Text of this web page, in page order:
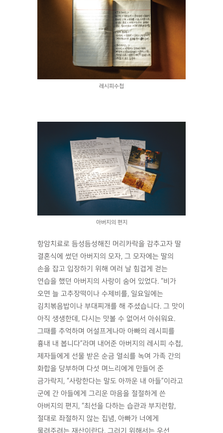
레시피수첩
아버지의 편지
항암치료로 듬성듬성해진 머리카락을 감추고자 딸
결혼식에 썼던 아버지의 모자, 그 모자에는 딸의
손을 잡고 입장하기 위해 여러 날 힘겹게 걷는
연습을 했던 아버지의 사랑이 숨어 있었다. “비가
오면 늘 고추장떡이나 수제비를, 일요일에는
김치볶음밥이나 부대찌개를 해 주셨습니다. 그 맛이
아직 생생한데, 다시는 맛볼 수 없어서 아쉬워요.
그때를 추억하며 어설프게나마 아빠의 레시피를
흉내 내 봅니다”라며 내어준 아버지의 레시피 수첩,
제자들에게 선물 받은 순금 열쇠를 녹여 가족 간의
화합을 당부하며 다섯 며느리에게 만들어 준
금가락지, “사랑한다는 말도 아까운 내 아들”이라고
군에 간 아들에게 그리운 마음을 절절하게 쓴
아버지의 편지, “최선을 다하는 습관과 부지런함,
절대로 좌절하지 않는 집념, 아빠가 너에게
물려주려는 재산이란다. 그러기 위해서는 우선